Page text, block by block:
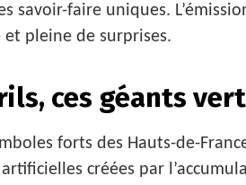
savoir-faire uniques.
et pleine de surprises.
ces géants
forts des Hauts-de-
créées par